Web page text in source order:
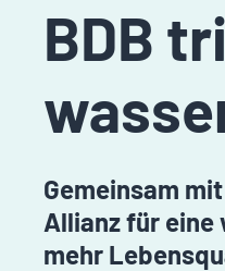
BDB
Gemeinsam
Allianz für
mehr